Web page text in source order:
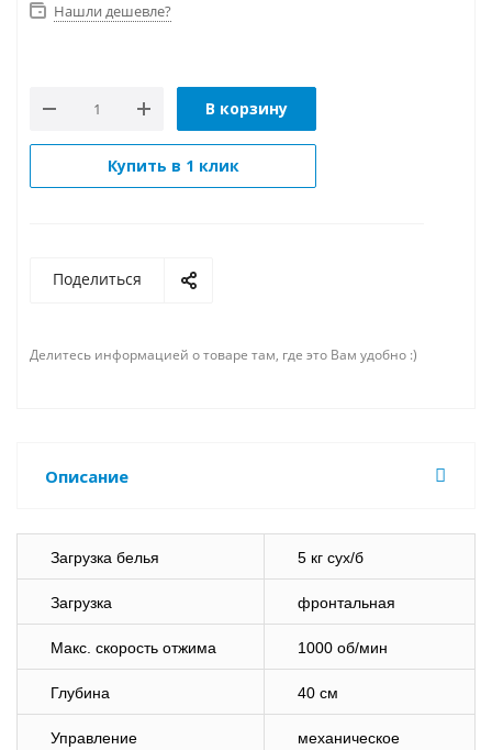
Нашли дешевле?
В корзину
Купить в 1 клик
Поделиться
Делитесь информацией о товаре там, где это Вам удобно :)
Описание
Загрузка белья 5 кг сух/б
Загрузка фронтальная
Макс. скорость отжима 1000 об/мин
Глубина 40 см
Управление механическое